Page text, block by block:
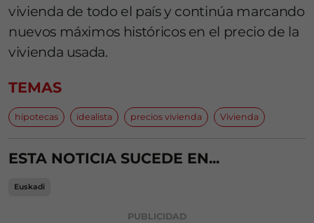
vivienda de todo el país y continúa marcando
nuevos máximos históricos en el precio de la
vivienda usada.
TEMAS
hipotecas idealista precios vivienda Vivienda
ESTA NOTICIA SUCEDE EN...
Euskadi
PUBLICIDAD